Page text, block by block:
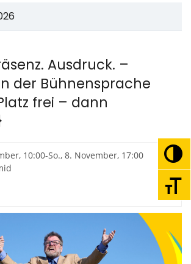
Ausdruck. –
der Bühnensprache
frei – dann
10:00-So., 8. November, 17:00